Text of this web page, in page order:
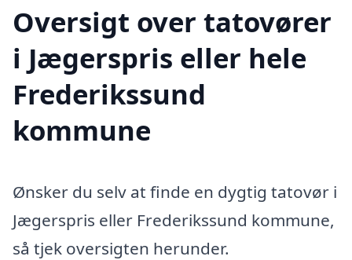
Oversigt over tatovører
i Jægerspris eller hele
Frederikssund
kommune
Ønsker du selv at finde en dygtig tatovør i
Jægerspris eller Frederikssund kommune,
så tjek oversigten herunder.